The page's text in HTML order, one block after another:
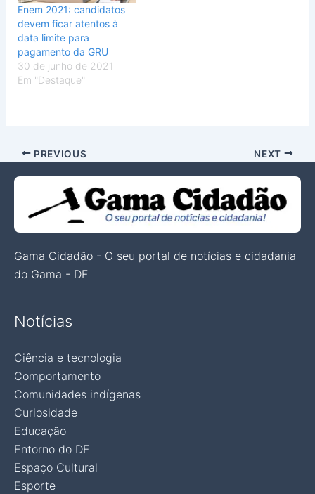
Enem 2021: candidatos
devem ficar atentos à
data limite para
pagamento da GRU
30 de junho de 2021
Em "Destaque"
PREVIOUS NEXT
Gama Cidadão - O seu portal de notícias e cidadania
do Gama - DF
Notícias
Ciência e tecnologia
Comportamento
Comunidades indígenas
Curiosidade
Educação
Entorno do DF
Espaço Cultural
Esporte